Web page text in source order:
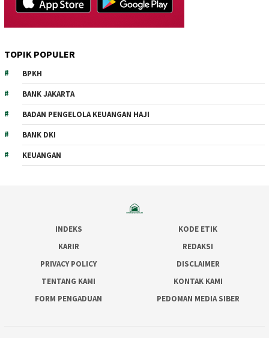
TOPIK POPULER
BPKH
BANK JAKARTA
BADAN PENGELOLA KEUANGAN HAJI
BANK DKI
KEUANGAN
INDEKS
KODE ETIK
KARIR
REDAKSI
PRIVACY POLICY
DISCLAIMER
TENTANG KAMI
KONTAK KAMI
FORM PENGADUAN
PEDOMAN MEDIA SIBER